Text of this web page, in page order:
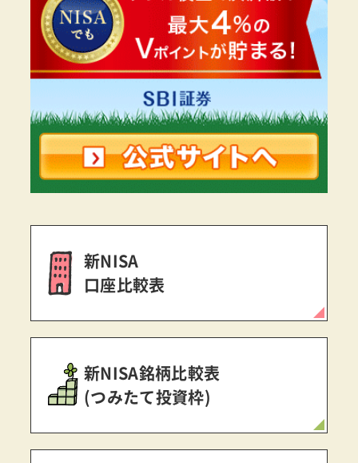
新NISA
口座比較表
新NISA銘柄比較表
(つみたて投資枠)